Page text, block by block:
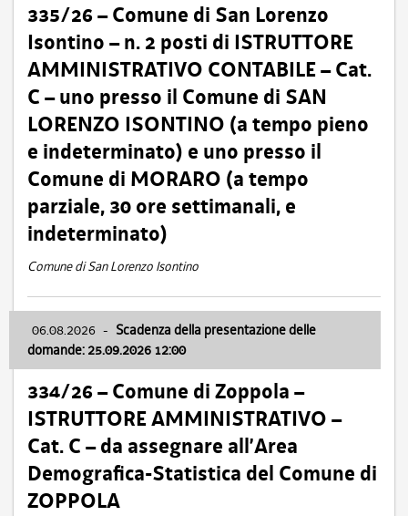
335/26 – Comune di San Lorenzo
Isontino – n. 2 posti di ISTRUTTORE
AMMINISTRATIVO CONTABILE – Cat.
C – uno presso il Comune di SAN
LORENZO ISONTINO (a tempo pieno
e indeterminato) e uno presso il
Comune di MORARO (a tempo
parziale, 30 ore settimanali, e
indeterminato)
Comune di San Lorenzo Isontino
06.08.2026 - Scadenza della presentazione delle
domande: 25.09.2026 12:00
334/26 – Comune di Zoppola –
ISTRUTTORE AMMINISTRATIVO –
Cat. C – da assegnare all’Area
Demografica-Statistica del Comune di
ZOPPOLA